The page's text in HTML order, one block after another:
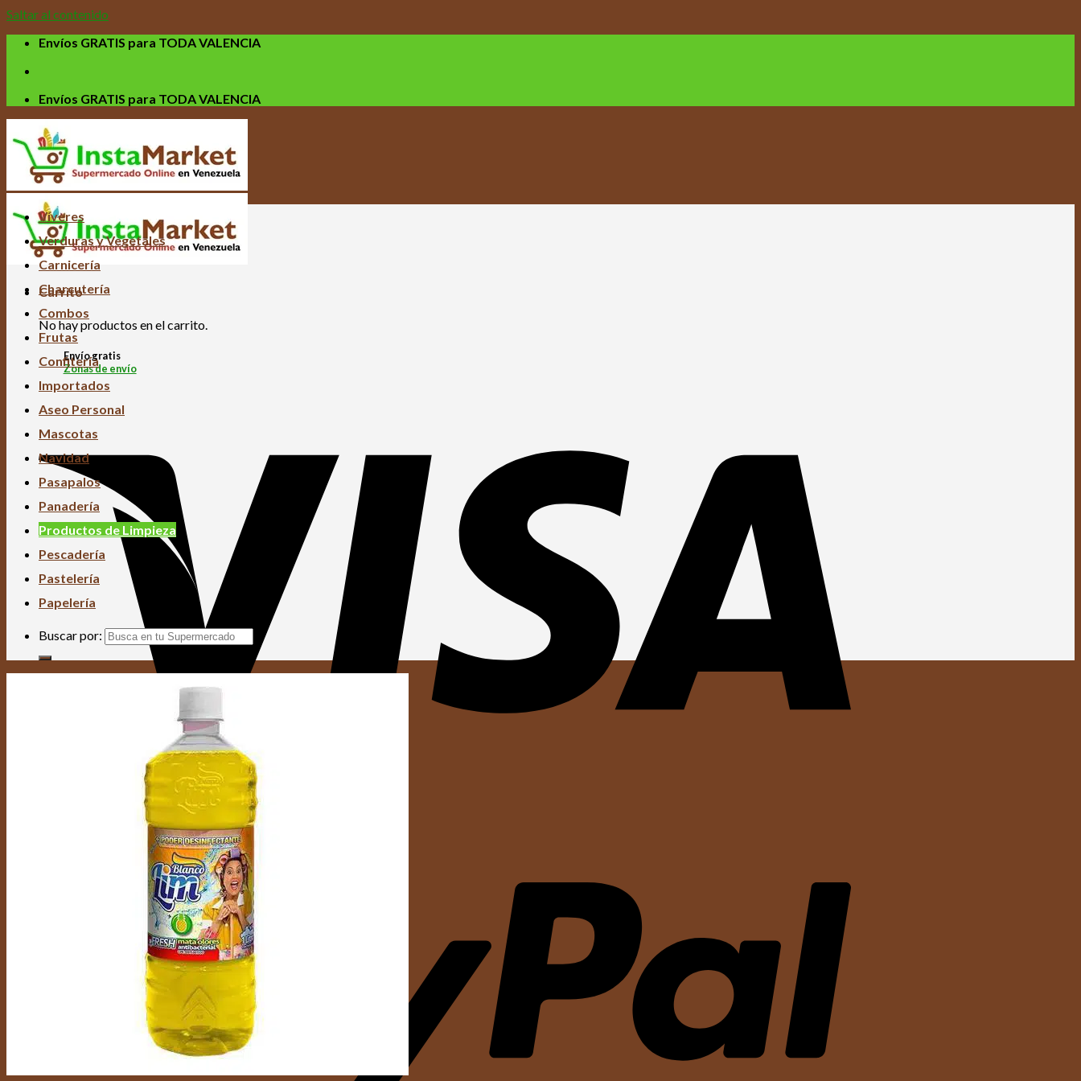
Saltar al contenido
Envíos GRATIS para TODA VALENCIA
Envíos GRATIS para TODA VALENCIA
Carrito
No hay productos en el carrito.
Envío gratis
Zonas de envío
Víveres
Verduras y Vegetales
Carnicería
Charcutería
Combos
Frutas
Confitería
Importados
Aseo Personal
Mascotas
Navidad
Pasapalos
Panadería
Productos de Limpieza
Pescadería
Pastelería
Papelería
Buscar por: